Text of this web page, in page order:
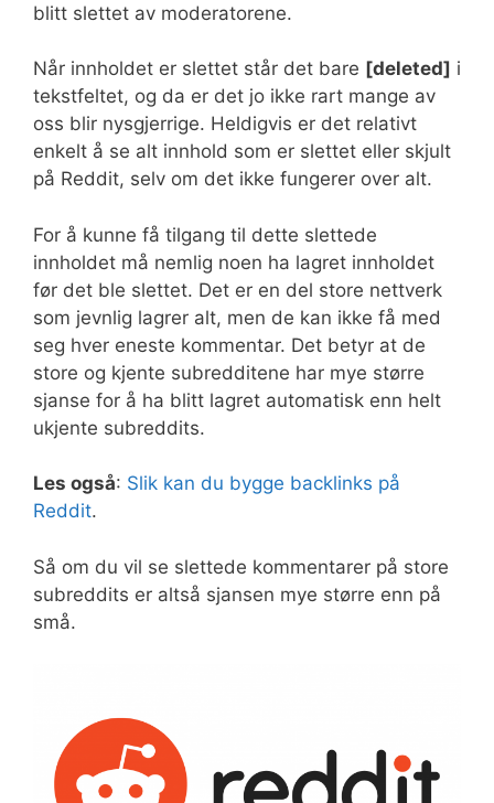
blitt slettet av moderatorene.
Når innholdet er slettet står det bare [deleted] i
tekstfeltet, og da er det jo ikke rart mange av
oss blir nysgjerrige. Heldigvis er det relativt
enkelt å se alt innhold som er slettet eller skjult
på Reddit, selv om det ikke fungerer over alt.
For å kunne få tilgang til dette slettede
innholdet må nemlig noen ha lagret innholdet
før det ble slettet. Det er en del store nettverk
som jevnlig lagrer alt, men de kan ikke få med
seg hver eneste kommentar. Det betyr at de
store og kjente subredditene har mye større
sjanse for å ha blitt lagret automatisk enn helt
ukjente subreddits.
Les også: Slik kan du bygge backlinks på
Reddit.
Så om du vil se slettede kommentarer på store
subreddits er altså sjansen mye større enn på
små.